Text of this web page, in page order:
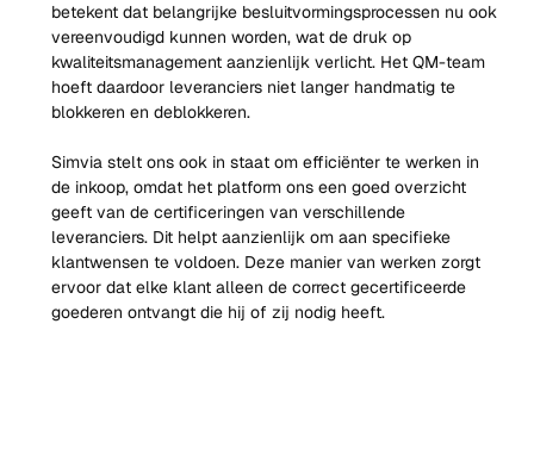
betekent dat belangrijke besluitvormingsprocessen nu ook
vereenvoudigd kunnen worden, wat de druk op
kwaliteitsmanagement aanzienlijk verlicht. Het QM-team
hoeft daardoor leveranciers niet langer handmatig te
blokkeren en deblokkeren.
Simvia stelt ons ook in staat om efficiënter te werken in
de inkoop, omdat het platform ons een goed overzicht
geeft van de certificeringen van verschillende
leveranciers. Dit helpt aanzienlijk om aan specifieke
klantwensen te voldoen. Deze manier van werken zorgt
ervoor dat elke klant alleen de correct gecertificeerde
goederen ontvangt die hij of zij nodig heeft.